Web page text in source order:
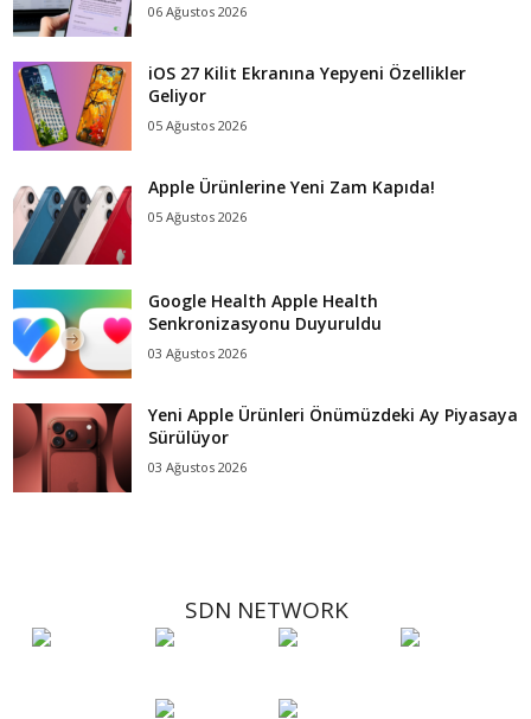
06 Ağustos 2026
iOS 27 Kilit Ekranına Yepyeni Özellikler
Geliyor
05 Ağustos 2026
Apple Ürünlerine Yeni Zam Kapıda!
05 Ağustos 2026
Google Health Apple Health
Senkronizasyonu Duyuruldu
03 Ağustos 2026
Yeni Apple Ürünleri Önümüzdeki Ay Piyasaya
Sürülüyor
03 Ağustos 2026
SDN NETWORK